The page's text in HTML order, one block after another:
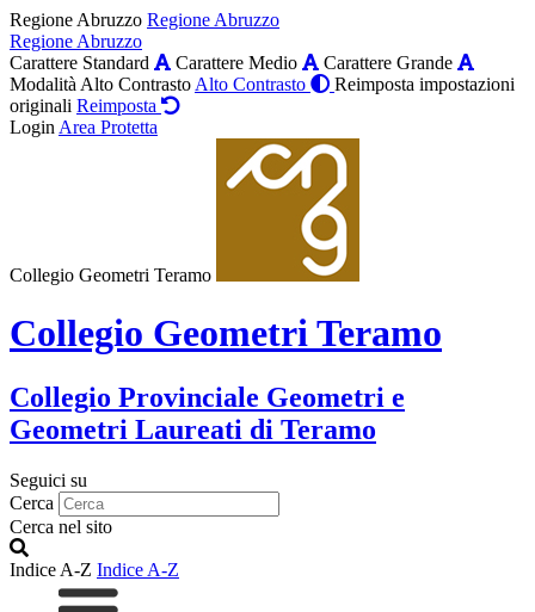
Regione Abruzzo Regione Abruzzo
Regione Abruzzo
Carattere Standard
Carattere Medio
Carattere Grande
Modalità Alto Contrasto Alto Contrasto
Reimposta impostazioni
originali Reimposta
Login Area Protetta
Collegio Geometri Teramo
Collegio Geometri Teramo
Collegio Provinciale Geometri e
Geometri Laureati di Teramo
Seguici su
Cerca
Cerca nel sito
Indice A-Z Indice A-Z